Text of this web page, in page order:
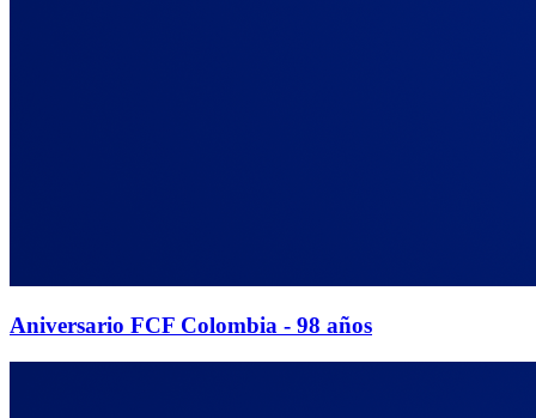
Aniversario FCF Colombia - 98 años